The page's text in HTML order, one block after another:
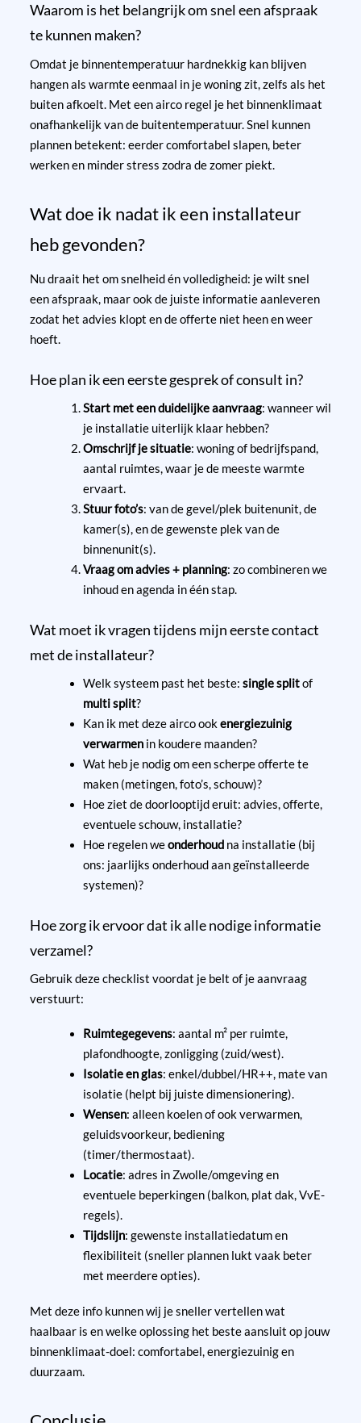
Waarom is het belangrijk om snel een afspraak
te kunnen maken?
Omdat je binnentemperatuur hardnekkig kan blijven
hangen als warmte eenmaal in je woning zit, zelfs als het
buiten afkoelt. Met een airco regel je het binnenklimaat
onafhankelijk van de buitentemperatuur. Snel kunnen
plannen betekent: eerder comfortabel slapen, beter
werken en minder stress zodra de zomer piekt.
Wat doe ik nadat ik een installateur
heb gevonden?
Nu draait het om snelheid én volledigheid: je wilt snel
een afspraak, maar ook de juiste informatie aanleveren
zodat het advies klopt en de offerte niet heen en weer
hoeft.
Hoe plan ik een eerste gesprek of consult in?
Start met een duidelijke aanvraag: wanneer wil
je installatie uiterlijk klaar hebben?
Omschrijf je situatie: woning of bedrijfspand,
aantal ruimtes, waar je de meeste warmte
ervaart.
Stuur foto’s: van de gevel/plek buitenunit, de
kamer(s), en de gewenste plek van de
binnenunit(s).
Vraag om advies + planning: zo combineren we
inhoud en agenda in één stap.
Wat moet ik vragen tijdens mijn eerste contact
met de installateur?
Welk systeem past het beste: single splitof
multi split?
Kan ik met deze airco ookenergiezuinig
verwarmenin koudere maanden?
Wat heb je nodig om een scherpe offerte te
maken (metingen, foto’s, schouw)?
Hoe ziet de doorlooptijd eruit: advies, offerte,
eventuele schouw, installatie?
Hoe regelen weonderhoudna installatie (bij
ons: jaarlijks onderhoud aan geïnstalleerde
systemen)?
Hoe zorg ik ervoor dat ik alle nodige informatie
verzamel?
Gebruik deze checklist voordat je belt of je aanvraag
verstuurt:
Ruimtegegevens: aantal m² per ruimte,
plafondhoogte, zonligging (zuid/west).
Isolatie en glas: enkel/dubbel/HR++, mate van
isolatie (helpt bij juiste dimensionering).
Wensen: alleen koelen of ook verwarmen,
geluidsvoorkeur, bediening
(timer/thermostaat).
Locatie: adres in Zwolle/omgeving en
eventuele beperkingen (balkon, plat dak, VvE-
regels).
Tijdslijn: gewenste installatiedatum en
flexibiliteit (sneller plannen lukt vaak beter
met meerdere opties).
Met deze info kunnen wij je sneller vertellen wat
haalbaar is en welke oplossing het beste aansluit op jouw
binnenklimaat-doel: comfortabel, energiezuinig en
duurzaam.